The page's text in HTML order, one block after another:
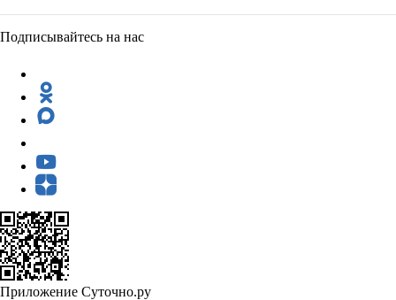
Подписывайтесь на нас
Приложение Суточно.ру